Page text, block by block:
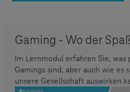
Gaming - Wo der
Im Lernmodul erfahren Sie, was
Gamings sind, aber auch wie es
unsere Gesellschaft auswirken